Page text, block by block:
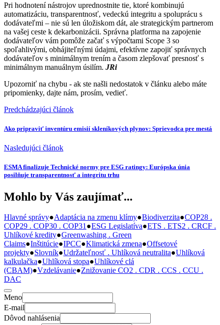
Pri hodnotení nástrojov uprednostnite tie, ktoré kombinujú
automatizáciu, transparentnosť, vedeckú integritu a spoluprácu s
dodávateľmi – nie sú len úložiskom dát, ale strategickým partnerom
na vašej ceste k dekarbonizácii. Správna platforma na zapojenie
dodávateľov vám pomôže začať s výpočtami Scope 3 so
spoľahlivými, obhájiteľnými údajmi, efektívne zapojiť správnych
dodávateľov s minimálnym trením a časom zlepšovať presnosť s
minimálnym manuálnym úsilím. JRi
Upozorniť na chybu - ak ste našli nedostatok v článku alebo máte
pripomienky, dajte nám, prosím, vedieť.
Predchádzajúci článok
Ako pripraviť inventúru emisií skleníkových plynov: Sprievodca pre mestá
Nasledujúci článok
ESMA finalizuje Technické normy pre ESG ratingy: Európska únia
posilňuje transparentnosť a integritu trhu
Mohlo by Vás zaujímať...
Hlavné správy●Adaptácia na zmenu klímy●Biodiverzita●COP28 .
COP29 . COP30 . COP31●ESG Legislatíva●ETS . ETS2 . CRCF .
Uhlíkové kredity●Greenwashing . Green
Claims●Inštitúcie●IPCC●Klimatická zmena●Offsetové
projekty●Slovník●Udržateľnosť . Uhlíková neutralita●Uhlíková
kalkulačka●Uhlíková stopa●Uhlíkové clá
(CBAM)●Vzdelávanie●Znižovanie CO2 . CDR . CCS . CCU .
DAC
Meno
E-mail
Dôvod nahlásenia